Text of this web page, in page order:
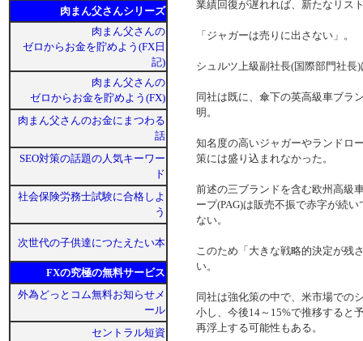
肉まん父さんシリーズ
肉まん父さんの
ゼロからお金を貯めよう(FX日
記)
肉まん父さんの
ゼロからお金を貯めよう(FX)
肉まん父さんのお金にまつわる
話
SEO対策の話題の人気キーワー
ド
社会保険労務士試験に合格しよ
う
次世代の子供達につたえたい本
FXの究極の無料サービス
外為どっとコム無料お知らせメ
ール
セントラル短資
業績回復が遅れれば、新たなリ
「ジャガーは売りに出さない」。
シュルツ上級副社長(国際部門社
同社は既に、傘下の英高級車ブラ
明。
知名度の高いジャガーやランドロ
策には盛り込まれなかった。
前述の三ブランドを含む欧州高級
ープ(PAG)は販売不振で赤字が続
ない。
このため「大きな戦略的決定が残
い。
同社は強化策の中で、米市場での
小し、今後14～15%で推移すると
再浮上する可能性もある。